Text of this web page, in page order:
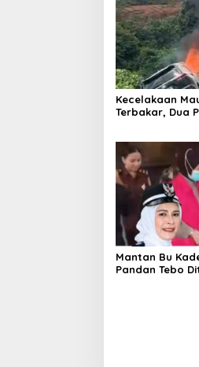
Kecelakaan
Terbakar, Dua
Mantan Bu
Pandan Tebo